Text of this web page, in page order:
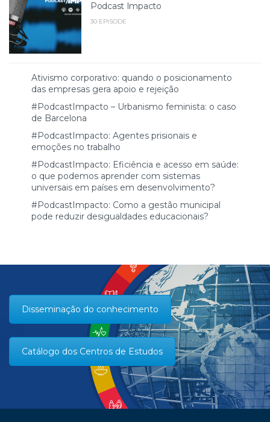
Podcast Impacto
30 EPISODE
Ativismo corporativo: quando o posicionamento
das empresas gera apoio e rejeição
#PodcastImpacto – Urbanismo feminista: o caso
de Barcelona
#PodcastImpacto: Agentes prisionais e
emoções no trabalho
#PodcastImpacto: Eficiência e acesso em saúde:
o que podemos aprender com sistemas
universais em países em desenvolvimento?
#PodcastImpacto: Como a gestão municipal
pode reduzir desigualdades educacionais?
Disseminação do conhecimento
Catálogo dos Centros de Estudos